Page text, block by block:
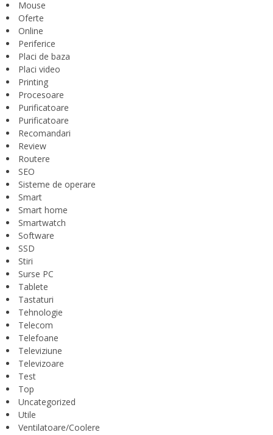
Mouse
Oferte
Online
Periferice
Placi de baza
Placi video
Printing
Procesoare
Purificatoare
Purificatoare
Recomandari
Review
Routere
SEO
Sisteme de operare
Smart
Smart home
Smartwatch
Software
SSD
Stiri
Surse PC
Tablete
Tastaturi
Tehnologie
Telecom
Telefoane
Televiziune
Televizoare
Test
Top
Uncategorized
Utile
Ventilatoare/Coolere